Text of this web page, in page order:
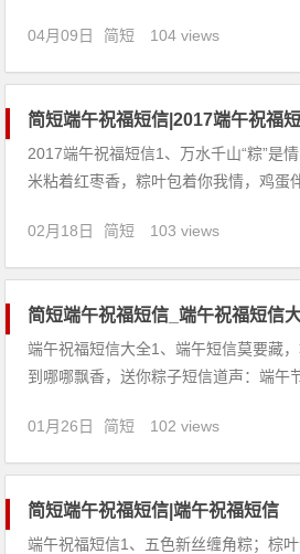
打绿是种饼干。6、一山不能容二虎，
实不可怕，可怕的是你不敢死。8、老
04月09日 简短 104 views
简短端午祝福短信|2017端午祝福
2017端午祝福短信1、万水千山“粽”是
米粘着红枣香，粽叶包着你我情，鸡蛋
我对你长长的思念；香香的粽子，香香
祝愿，端午节，祝你节日快乐，幸福美
02月18日 简短 103 views
简短端午祝福短信_端午祝福短信
端午祝福短信大全1、端午短信莫要藏
到哪哪飘香，送你粽子短信道声：端午
诚的心把平安幸福包成一个大粽子送给
乐。3、端午的风格外清凉，生活的水
01月26日 简短 102 views
简短端午祝福短信|端午祝福短信
端午祝福短信1、五色新丝缠角粽；棕